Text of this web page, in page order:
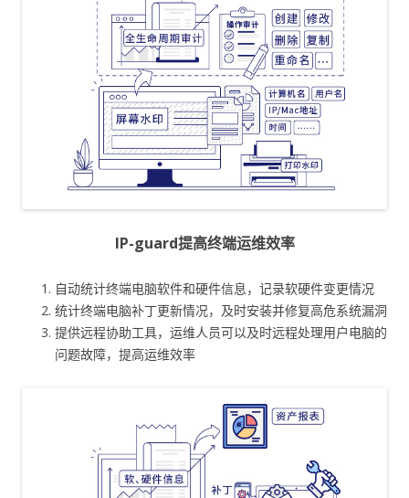
IP-guard提高终端运维效率
自动统计终端电脑软件和硬件信息，记录软硬件变更情况
统计终端电脑补丁更新情况，及时安装并修复高危系统漏洞
提供远程协助工具，运维人员可以及时远程处理用户电脑的
问题故障，提高运维效率